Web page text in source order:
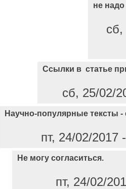
не надо
Ссылки в статье
сб, 25/02/
Научно-популярные тексты
пт, 24/02/
Не могу согласиться.
пт, 24/02/